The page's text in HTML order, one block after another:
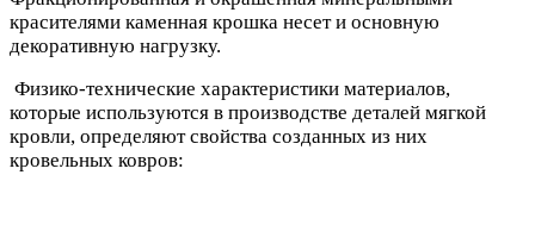
красителями каменная крошка несет и основную
декоративную нагрузку.
Физико-технические характеристики материалов,
которые используются в производстве деталей мягкой
кровли, определяют свойства созданных из них
кровельных ковров: